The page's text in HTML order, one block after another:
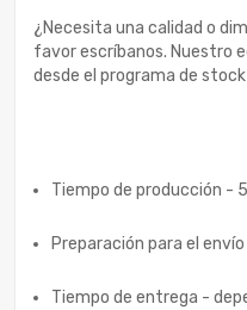
¿Necesita una calidad o
favor escríbanos. Nuestro
desde el programa de
Tiempo de producción -
Preparación para el
Tiempo de entrega -